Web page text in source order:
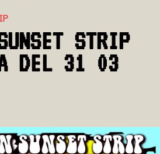
STRIP
DEL 31 03